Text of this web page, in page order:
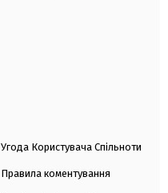
Угода Користувача Спільноти
Правила коментування